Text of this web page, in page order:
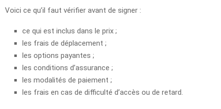
Voici ce qu’il faut vérifier avant de signer :
ce qui est inclus dans le prix ;
les frais de déplacement ;
les options payantes ;
les conditions d’assurance ;
les modalités de paiement ;
les frais en cas de difficulté d’accès ou de retard.